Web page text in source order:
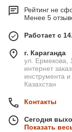
Рейтинг не
Менее 5
Работает с
г. Караганда
ул. Ермекова,
интернет
инструмента
Казахстан
Контакты
Сегодня
Показать